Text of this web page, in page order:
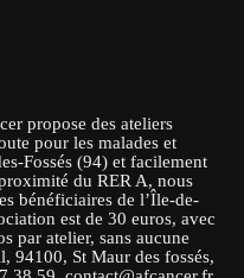
propose des ateliers
pour les malades et
Fossés (94) et facilement
du RER A, nous
bénéficiaires de l’Île-de-
est de 30 euros, avec
par atelier, sans aucune
94100, St Maur des fossés,